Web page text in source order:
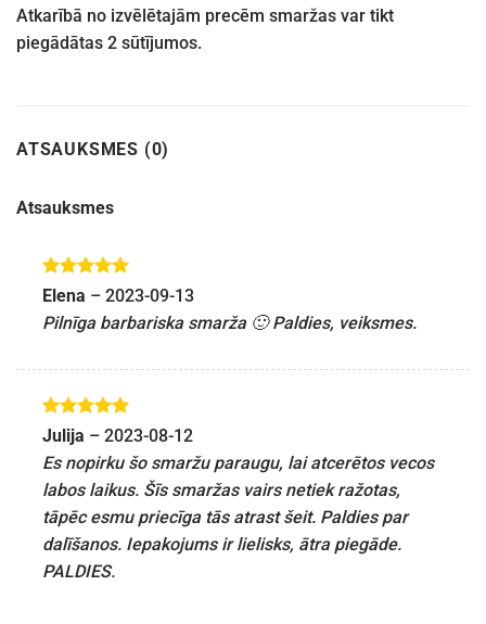
Atkarībā no izvēlētajām precēm smaržas var tikt
piegādātas 2 sūtījumos.
ATSAUKSMES (0)
Atsauksmes
Novērtēts
Elena – 2023-09-13
Pilnīga barbariska smarža 🙂 Paldies, veiksmes.
Novērtēts
5no 5
Julija – 2023-08-12
Es nopirku šo smaržu paraugu, lai atcerētos vecos
labos laikus. Šīs smaržas vairs netiek ražotas,
tāpēc esmu priecīga tās atrast šeit. Paldies par
dalīšanos. Iepakojums ir lielisks, ātra piegāde.
PALDIES.